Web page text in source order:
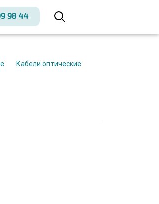
98 44
Кабели оптические